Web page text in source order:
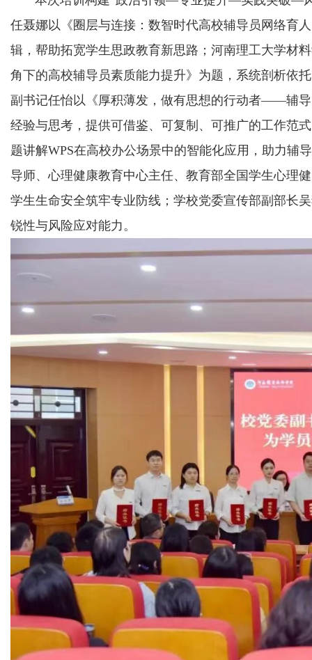
任聂娜以《圈层与连接：数智时代高校辅导员网络育
辑，帮助拓宽学生思政教育新思路；河南理工大学材
角下的高校辅导员素质能力提升》为题，系统剖析依
副书记任怡以《厚积薄发，做有思想的行动者——辅
经验与思考，提供可借鉴、可复制、可推广的工作范
题讲解WPS在高校办公场景中的智能化应用，助力辅
导师、心理健康教育中心主任、教育部全国学生心理
学生生命安全筑牢专业防线；学校党委宣传部副部长
锐性与风险应对能力。